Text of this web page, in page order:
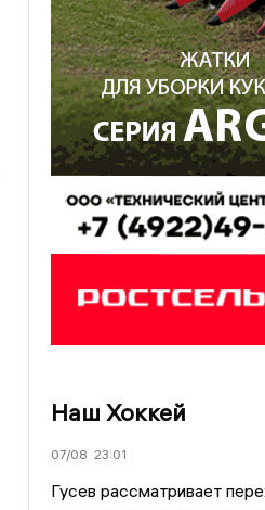
Наш Хоккей
07/08 23:01
Гусев рассматривает